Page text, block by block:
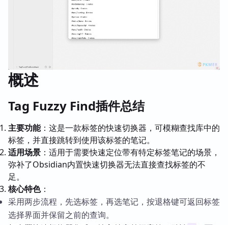
概述
Tag Fuzzy Find插件总结
主要功能：这是一款标签的快速切换器，可模糊查找库中的
标签，并直接跳转到使用该标签的笔记。
适用场景 ：适用于需要快速定位带有特定标签笔记的场景，
弥补了Obsidian内置快速切换器无法直接查找标签的不
足。
核心特色：
采用两步流程，先选标签，再选笔记，按退格键可返回标签
选择界面并保留之前的查询。